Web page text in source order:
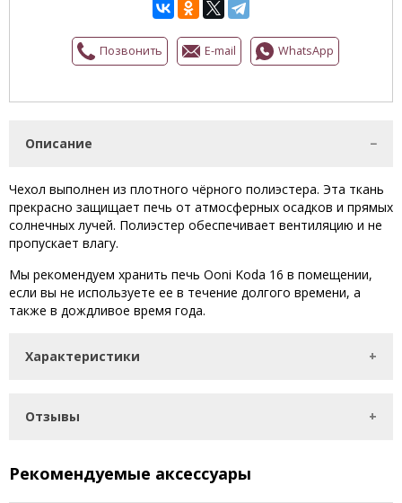
Позвонить E-mail WhatsApp
Описание
Чехол выполнен из плотного чёрного полиэстера. Эта ткань
прекрасно защищает печь от атмосферных осадков и прямых
солнечных лучей. Полиэстер обеспечивает вентиляцию и не
пропускает влагу.
Мы рекомендуем хранить печь Ooni Koda 16 в помещении,
если вы не используете ее в течение долгого времени, а
также в дождливое время года.
Характеристики
Отзывы
Рекомендуемые аксессуары